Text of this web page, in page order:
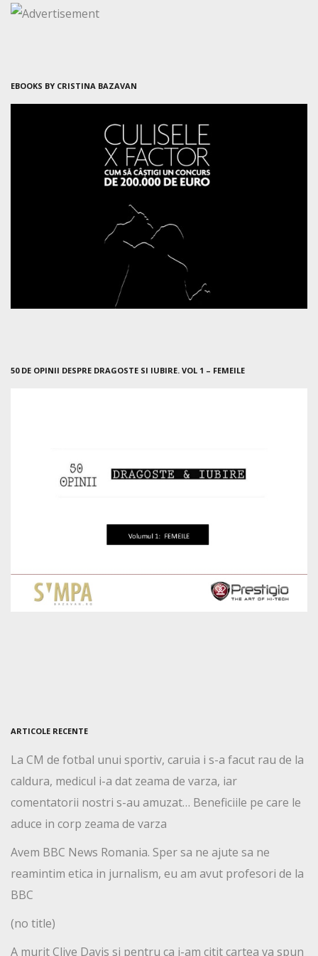
EBOOKS BY CRISTINA BAZAVAN
50 DE OPINII DESPRE DRAGOSTE SI IUBIRE. VOL 1 – FEMEILE
ARTICOLE RECENTE
La CM de fotbal unui sportiv, caruia i s-a facut rau de la
caldura, medicul i-a dat zeama de varza, iar
comentatorii nostri s-au amuzat… Beneficiile pe care le
aduce in corp zeama de varza
Avem BBC News Romania. Sper sa ne ajute sa ne
reamintim etica in jurnalism, eu am avut profesori de la
BBC
(no title)
A murit Clive Davis si pentru ca i-am citit cartea va spun